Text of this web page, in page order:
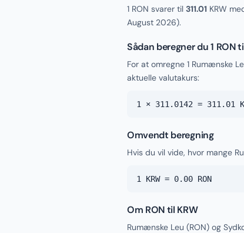
1 RON svarer til 311.01 KRW
August 2026).
Sådan beregner du 1 RON
For at omregne 1 Rumænske
aktuelle valutakurs:
1 × 311.0142 = 311.01
Omvendt beregning
Hvis du vil vide, hvor mange
1 KRW = 0.00 RON
Om RON til KRW
Rumænske Leu (RON) og